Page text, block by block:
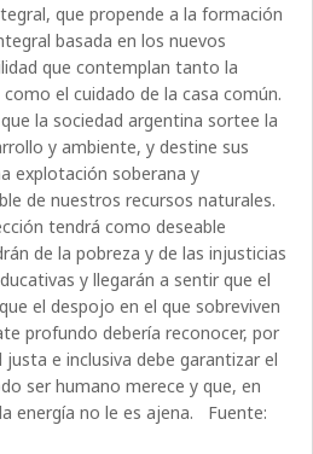
que propende a la formación
basada en los nuevos
que contemplan tanto la
el cuidado de la casa común.
la sociedad argentina sortee la
y ambiente, y destine sus
explotación soberana y
de nuestros recursos naturales.
tendrá como deseable
de la pobreza y de las injusticias
y llegarán a sentir que el
el despojo en el que sobreviven
profundo debería reconocer, por
e inclusiva debe garantizar el
ser humano merece y que, en
energía no le es ajena. Fuente: